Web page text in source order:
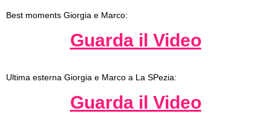
Best moments Giorgia e Marco:
Guarda il Video
Ultima esterna Giorgia e Marco a La SPezia:
Guarda il Video